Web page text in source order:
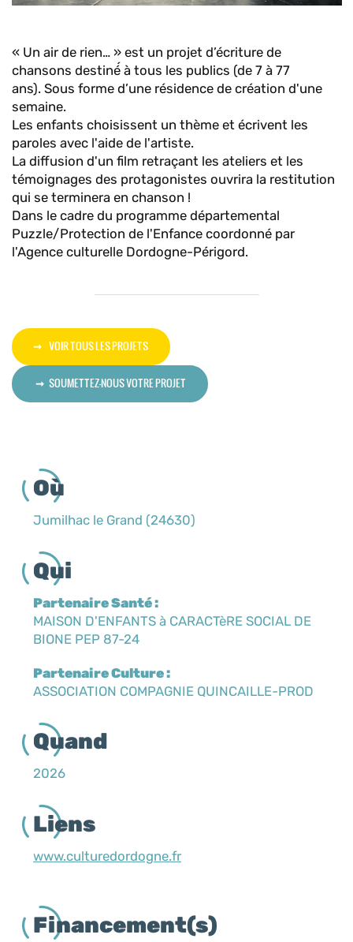
« Un air de rien… » est un projet d’écriture de
chansons destiné́ à tous les publics (de 7 à 77
ans). Sous forme d’une résidence de création d'une
semaine.
Les enfants choisissent un thème et écrivent les
paroles avec l'aide de l'artiste.
La diffusion d'un film retraçant les ateliers et les
témoignages des protagonistes ouvrira la restitution
qui se terminera en chanson !
Dans le cadre du programme départemental
Puzzle/Protection de l'Enfance coordonné par
l'Agence culturelle Dordogne-Périgord.
VOIR TOUS LES PROJETS
SOUMETTEZ-NOUS VOTRE PROJET
Où
Jumilhac le Grand (24630)
Qui
Partenaire Santé :
MAISON D'ENFANTS à CARACTèRE SOCIAL DE
BIONE PEP 87-24
Partenaire Culture :
ASSOCIATION COMPAGNIE QUINCAILLE-PROD
Quand
2026
Liens
www.culturedordogne.fr
Financement(s)